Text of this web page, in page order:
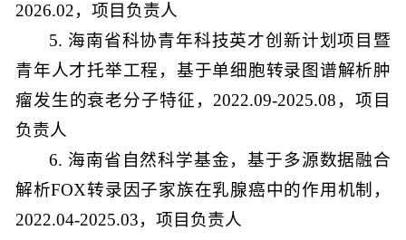
2026.02，项目负责人
5. 海南省科协青年科技英才创新计划项目暨
青年人才托举工程，基于单细胞转录图谱解析肿
瘤发生的衰老分子特征，2022.09-2025.08，项目
负责人
6. 海南省自然科学基金，基于多源数据融合
解析FOX转录因子家族在乳腺癌中的作用机制，
2022.04-2025.03，项目负责人